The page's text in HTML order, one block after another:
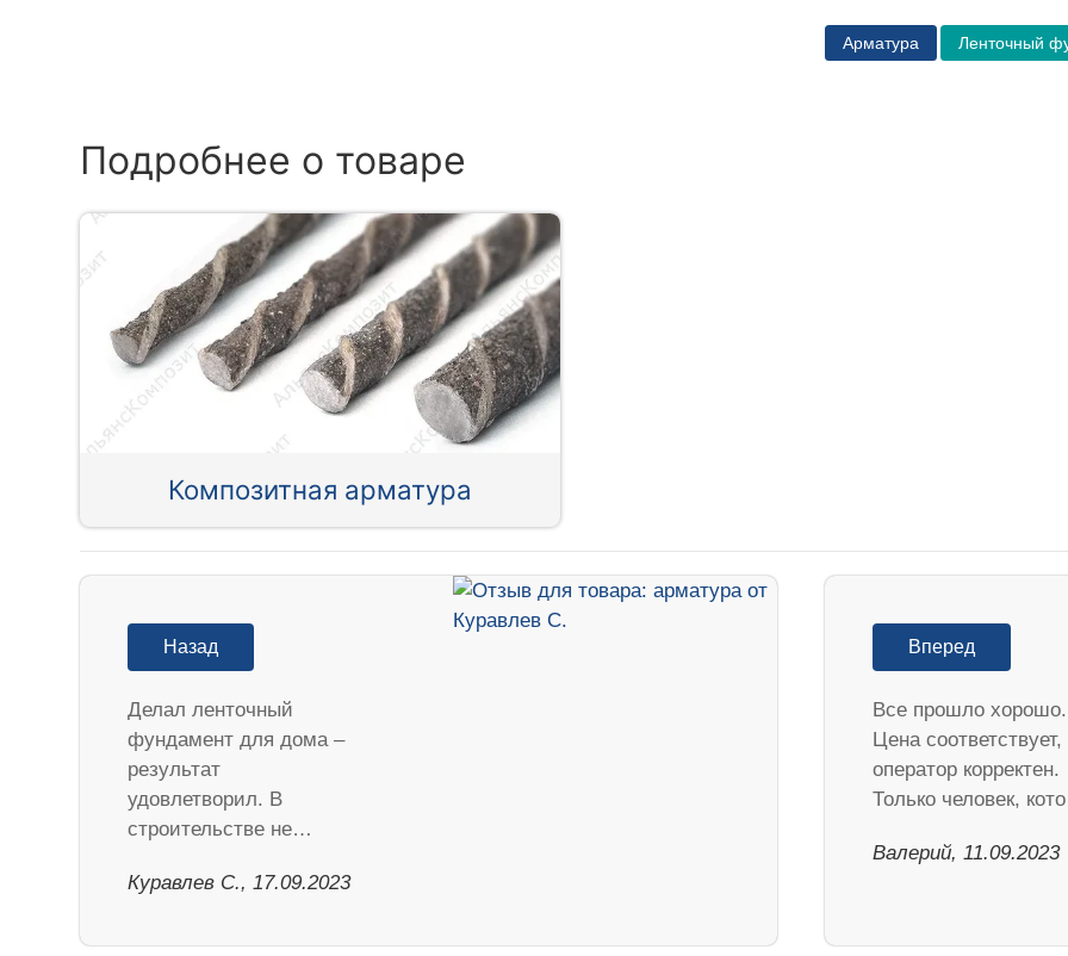
Арматура Ленточный
Подробнее о товаре
Композитная арматура
Назад
Делал ленточный
фундамент для дома –
результат
удовлетворил. В
строительстве не…
Куравлев С., 17.09.2023
Вперед
Все прошло хорошо.
Цена соответствует,
оператор корректен.
Только человек,
Валерий, 11.09.2023